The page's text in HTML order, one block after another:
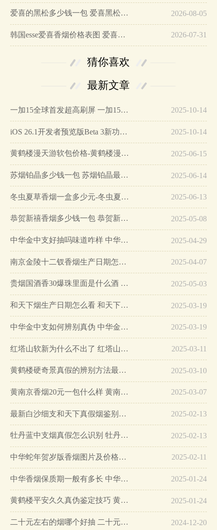
爱喜的黑松多少钱一包 爱喜黑松香烟价格及口感介绍… 2026-08-05
韩国esse爱喜香烟价格表图 爱喜银松多少钱一包… 2026-07-31
猜你喜欢
最新文章
一加15全球首发超高刷屏 一加15参数详细配置… 2025-10-14
iOS 26.1开发者预览版Beta 3新功能详解… 2025-10-14
黄鹤楼漫天游软包价格-黄鹤楼漫天游软包多少钱一盒… 2025-06-15
苏烟铂晶多少钱一包 苏烟铂晶最新价格… 2025-06-14
冬虫夏草香烟一盒多少元-冬虫夏草香烟一盒多少元2025最新价格… 2025-06-13
恭贺新禧香烟多少钱一包 恭贺新禧香烟价格表和图片… 2025-05-08
中华金中支好抽吗味道咋样 中华金中支口感特点介绍… 2025-04-29
南京金陵十二钗香烟生产日期怎么看 南京金陵十二钗香烟保质期… 2025-04-07
贵烟国酒香30爆珠里面是什么酒 贵烟国酒香30怎么辨别真假… 2025-05-03
和天下烟生产日期怎么看 和天下烟真假辨别方法六个方面… 2025-03-19
中华金中支如何辨别真伪 中华金中支真假烟鉴别方法… 2025-03-19
红塔山软新为什么不出了 红塔山软新烟停售原因详解… 2025-03-11
黄鹤楼硬奇景真假的辨别方法最简单版… 2025-03-10
黄南京香烟20元一包什么样 黄南京香烟真假鉴别… 2025-03-07
最新白沙细支和天下真假烟鉴别指南… 2025-02-13
牡丹蓝中支烟真假怎么识别 牡丹蓝中支烟真假鉴别带图… 2025-02-13
中华蛇年贺岁版香烟图片及价格大全… 2025-02-11
中华香烟保质期一般有多长 中华香烟保质期在哪里看的… 2025-01-24
黄鹤楼平安久久真伪鉴定技巧 黄鹤楼平安久久二维码在哪里… 2025-01-24
二十元左右的烟哪个好抽 二十元左右的香烟排行榜最新款… 2024-12-20